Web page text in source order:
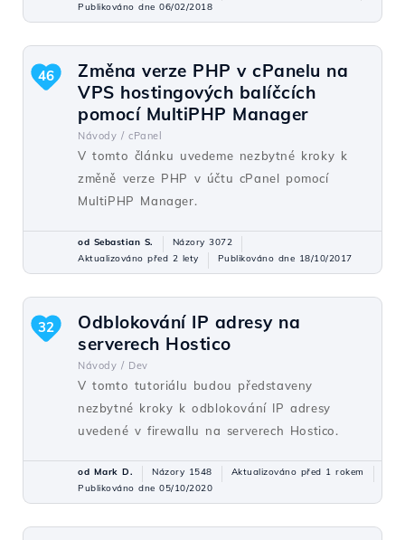
Publikováno dne 06/02/2018
Změna verze PHP v cPanelu na
VPS hostingových balíčcích
pomocí MultiPHP Manager
Návody / cPanel
V tomto článku uvedeme nezbytné kroky k
změně verze PHP v účtu cPanel pomocí
MultiPHP Manager.
46
od Sebastian S.
Názory 3072
Aktualizováno před 2 lety
Publikováno dne 18/10/2017
Odblokování IP adresy na
serverech Hostico
Návody / Dev
V tomto tutoriálu budou představeny
nezbytné kroky k odblokování IP adresy
uvedené v firewallu na serverech Hostico.
32
od Mark D. Názory 1548
Aktualizováno před 1 rokem
Publikováno dne 05/10/2020